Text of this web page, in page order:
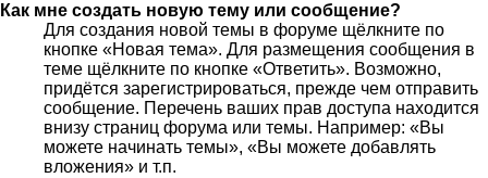
Как мне создать новую тему или сообщение?
Для создания новой темы в форуме щёлкните по
кнопке «Новая тема». Для размещения сообщения в
теме щёлкните по кнопке «Ответить». Возможно,
придётся зарегистрироваться, прежде чем отправить
сообщение. Перечень ваших прав доступа находится
внизу страниц форума или темы. Например: «Вы
можете начинать темы», «Вы можете добавлять
вложения» и т.п.